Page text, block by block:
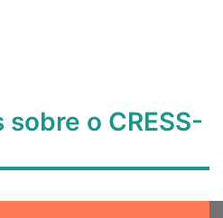
o CRESS-